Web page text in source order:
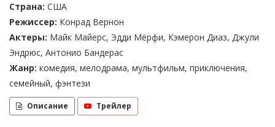
Страна: США
Режиссер: Конрад Вернон
Актеры: Майк Майерс, Эдди Мёрфи, Кэмерон Диаз, Джули
Эндрюс, Антонио Бандерас
Жанр: комедия, мелодрама, мультфильм, приключения,
семейный, фэнтези
Описание Трейлер